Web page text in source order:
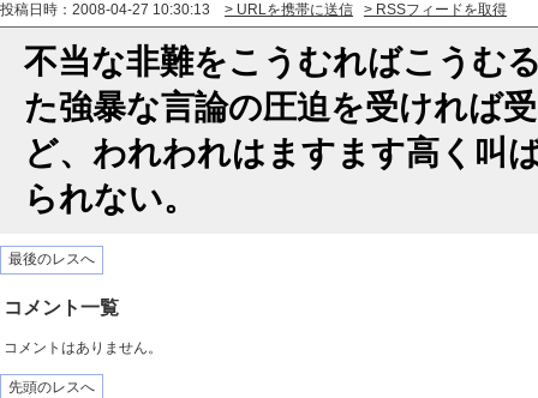
投稿日時：2008-04-27 10:30:13 > URLを携帯に送信 > RSSフィードを取得
不当な非難をこうむればこうむ
た強暴な言論の圧迫を受ければ
ど、われわれはますます高く叫
られない。
最後のレスへ
コメント一覧
コメントはありません。
先頭のレスへ